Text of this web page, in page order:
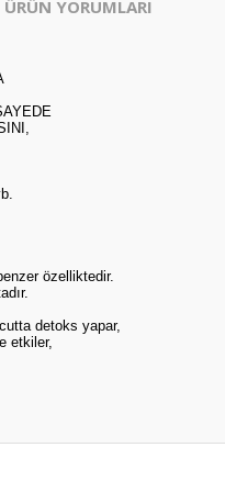
ÜRÜN YORUMLARI
özelliktedir.
detoks yapar,
etkiler,